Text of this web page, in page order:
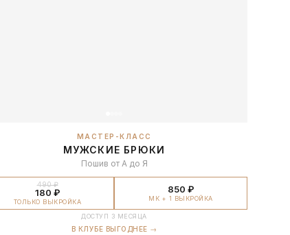
МАСТЕР-КЛАСС
МУЖСКИЕ БРЮКИ
Пошив от А до Я
490 ₽
180 ₽
ТОЛЬКО ВЫКРОЙКА
850 ₽
МК + 1 ВЫКРОЙКА
ДОСТУП 3 МЕСЯЦА
В КЛУБЕ ВЫГОДНЕЕ →